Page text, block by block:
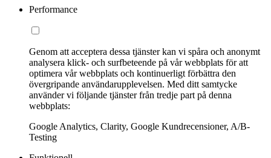
Performance
Genom att acceptera dessa tjänster kan vi spåra och anonymt
analysera klick- och surfbeteende på vår webbplats för att
optimera vår webbplats och kontinuerligt förbättra den
övergripande användarupplevelsen. Med ditt samtycke
använder vi följande tjänster från tredje part på denna
webbplats:
Google Analytics, Clarity, Google Kundrecensioner, A/B-
Testing